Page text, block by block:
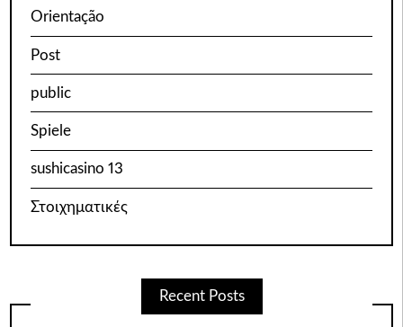
Orientação
Post
public
Spiele
sushicasino 13
Στοιχηματικές
Recent Posts